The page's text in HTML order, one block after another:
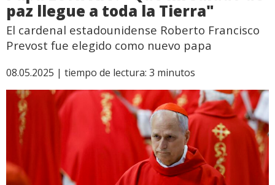
paz llegue a toda la Tierra"
El cardenal estadounidense Roberto Francisco
Prevost fue elegido como nuevo papa
08.05.2025 | tiempo de lectura: 3 minutos